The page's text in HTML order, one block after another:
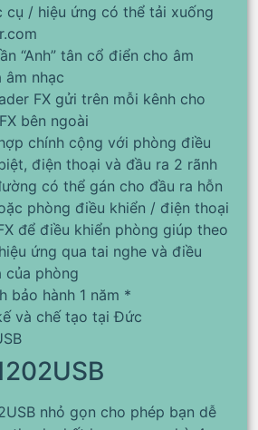
cụ / hiệu ứng có thể tải xuống
“Anh” tân cổ điển cho âm
âm nhạc
FX gửi trên mỗi kênh cho
bên ngoài
chính cộng với phòng điều
điện thoại và đầu ra 2 rãnh
có thể gán cho đầu ra hỗn
phòng điều khiển / điện thoại
để điều khiển phòng giúp theo
ứng qua tai nghe và điều
của phòng
bảo hành 1 năm *
và chế tạo tại Đức
nhỏ gọn cho phép bạn dễ